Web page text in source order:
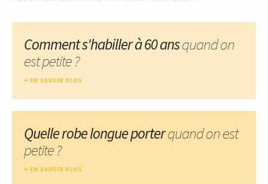
Comment s'habiller à 60 ansquand on
est petite ?
EN SAVOIR PLUS
Quelle robe longue porterquand on est
petite ?
EN SAVOIR PLUS